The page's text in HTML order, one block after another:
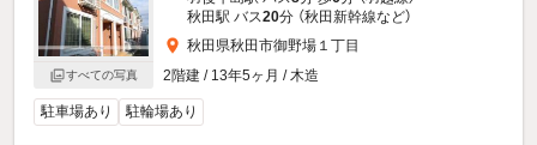
すべての写真
秋田駅 バス20分 （秋田新幹線など）
秋田県秋田市御野場１丁目
2階建 / 13年5ヶ月 / 木造
駐車場あり 駐輪場あり